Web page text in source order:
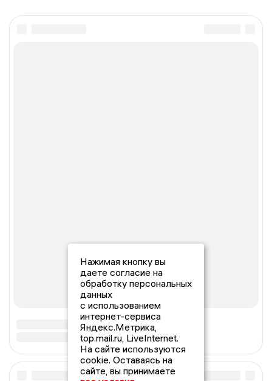
Нажимая кнопку вы
даете согласие на
обработку персональных
данных
с использованием
интернет-сервиса
Яндекс.Метрика,
top.mail.ru, LiveInternet.
На сайте используются
cookie. Оставаясь на
сайте, вы принимаете